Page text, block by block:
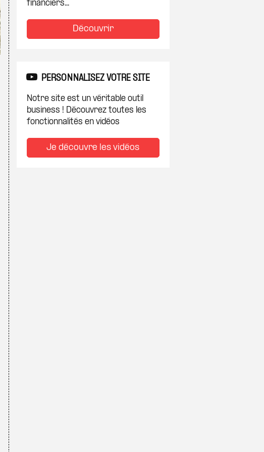
financiers...
Découvrir
PERSONNALISEZ VOTRE SITE
Notre site est un véritable outil
business ! Découvrez toutes les
fonctionnalités en vidéos
Je découvre les vidéos